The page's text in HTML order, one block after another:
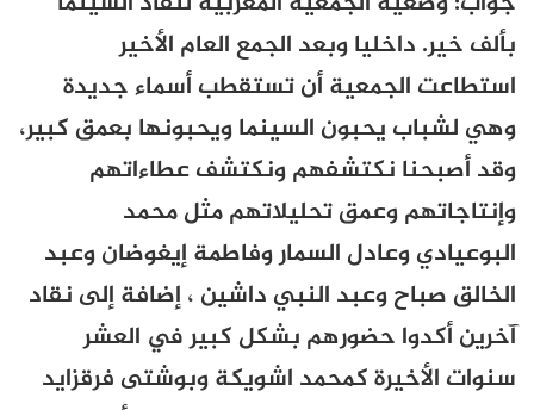
بألف خير. داخليا وبعد الجمع العام الأخير
استطاعت الجمعية أن تستقطب أسماء جديدة
وهي لشباب يحبون السينما ويحبونها بعمق كبير،
وقد أصبحنا نكتشفهم ونكتشف عطاءاتهم
وإنتاجاتهم وعمق تحليلاتهم مثل محمد
البوعيادي وعادل السمار وفاطمة إيغوضان وعبد
الخالق صباح وعبد النبي داشين ، إضافة إلى نقاد
آخرين أكدوا حضورهم بشكل كبير في العشر
سنوات الأخيرة كمحمد اشويكة وبوشتى فرقزايد